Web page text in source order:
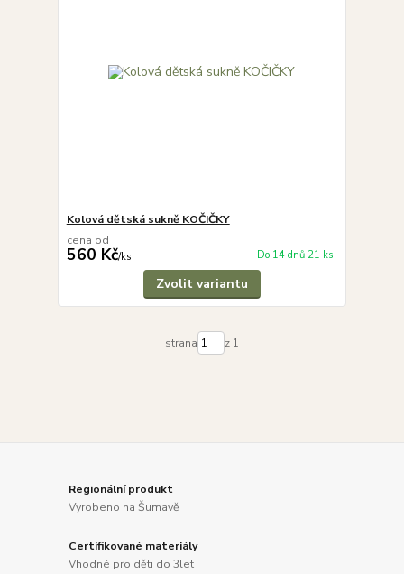
Kolová dětská sukně KOČIČKY
cena od
560 Kč/ks Do 14 dnů 21 ks
Zvolit variantu
strana z 1
Regionální produkt
Vyrobeno na Šumavě
Certifikované materiály
Vhodné pro děti do 3let